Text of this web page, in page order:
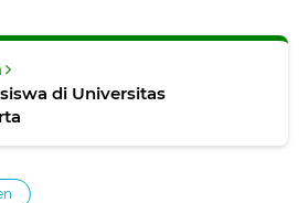
di Universitas